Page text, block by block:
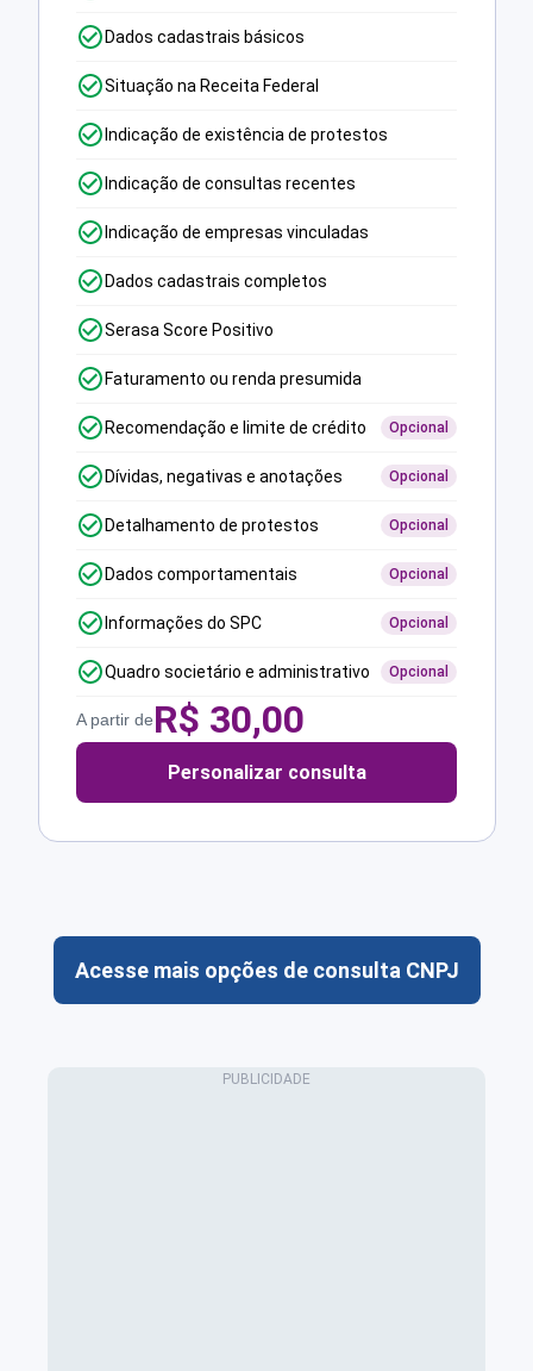
Dados cadastrais básicos
Situação na Receita Federal
Indicação de existência de protestos
Indicação de consultas recentes
Indicação de empresas vinculadas
Dados cadastrais completos
Serasa Score Positivo
Faturamento ou renda presumida
Recomendação e limite de crédito Opcional
Dívidas, negativas e anotações Opcional
Detalhamento de protestos Opcional
Dados comportamentais Opcional
Informações do SPC Opcional
Quadro societário e administrativo Opcional
A partir deR$ 30,00
Personalizar consulta
Acesse mais opções de consulta CNPJ